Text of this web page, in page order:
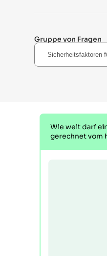
Gruppe von Fragen
Wie weit darf
gerechnet vom